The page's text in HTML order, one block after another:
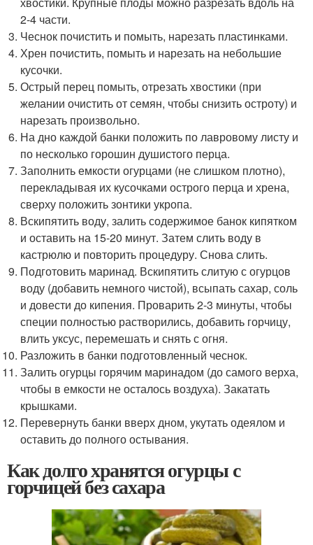
2-4 части.
Чеснок почистить и помыть, нарезать пластинками.
Хрен почистить, помыть и нарезать на небольшие
кусочки.
Острый перец помыть, отрезать хвостики (при
желании очистить от семян, чтобы снизить остроту) и
нарезать произвольно.
На дно каждой банки положить по лавровому листу и
по несколько горошин душистого перца.
Заполнить емкости огурцами (не слишком плотно),
перекладывая их кусочками острого перца и хрена,
сверху положить зонтики укропа.
Вскипятить воду, залить содержимое банок кипятком
и оставить на 15-20 минут. Затем слить воду в
кастрюлю и повторить процедуру. Снова слить.
Подготовить маринад. Вскипятить слитую с огурцов
воду (добавить немного чистой), всыпать сахар, соль
и довести до кипения. Проварить 2-3 минуты, чтобы
специи полностью растворились, добавить горчицу,
влить уксус, перемешать и снять с огня.
Разложить в банки подготовленный чеснок.
Залить огурцы горячим маринадом (до самого верха,
чтобы в емкости не осталось воздуха). Закатать
крышками.
Перевернуть банки вверх дном, укутать одеялом и
оставить до полного остывания.
Как долго хранятся огурцы с
горчицей без сахара